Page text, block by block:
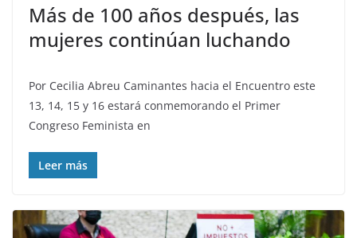
Más de 100 años después, las
mujeres continúan luchando
Por Cecilia Abreu Caminantes hacia el Encuentro este
13, 14, 15 y 16 estará conmemorando el Primer
Congreso Feminista en
Leer más